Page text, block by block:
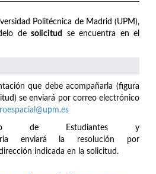
Politécnica de Madrid (UPM),
desolicitud
se encuentra en el
que debe acompañarla (figura
se enviará por correo electrónico
de Estudiantes y
enviará la resolución por
indicada en la solicitud.